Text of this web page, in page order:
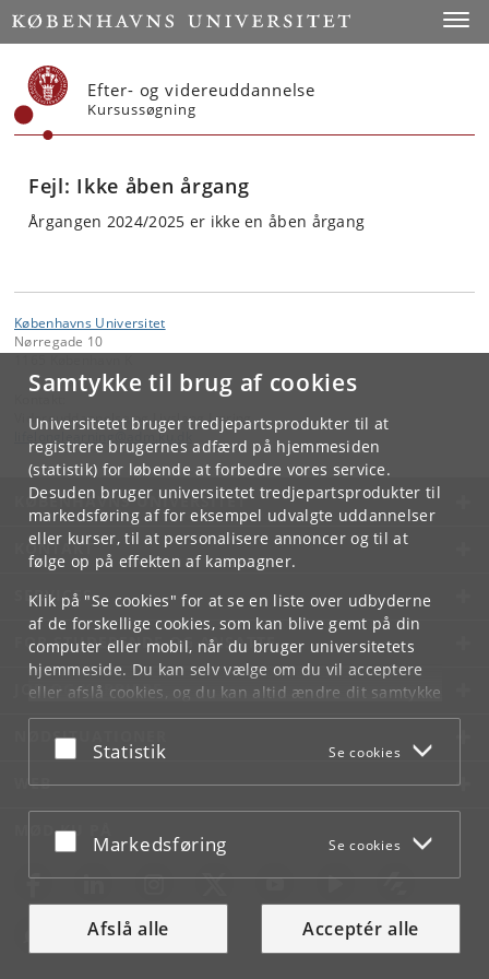
Samtykke til brug af cookies
Universitetet bruger tredjepartsprodukter til at
registrere brugernes adfærd på hjemmesiden
(statistik) for løbende at forbedre vores service.
Desuden bruger universitetet tredjepartsprodukter til
markedsføring af for eksempel udvalgte uddannelser
eller kurser, til at personalisere annoncer og til at
følge op på effekten af kampagner.
Klik på "Se cookies" for at se en liste over udbyderne
af de forskellige cookies, som kan blive gemt på din
computer eller mobil, når du bruger universitetets
hjemmeside. Du kan selv vælge om du vil acceptere
eller afslå cookies, og du kan altid ændre dit samtykke
underCookie- og privatlivspolitiksom du finder i
bunden af hver side.
Acceptér eller afslå
Statistik Se cookies
Acceptér eller afslå
Markedsføring Se cookies
Afslå alle Acceptér alle
Start
Efter- og videreuddannelse
Kursussøgning
Fejl: Ikke åben årgang
Årgangen 2024/2025 er ikke en åben årgang
Københavns Universitet
Nørregade 10
Videreuddannelse og Livslang Læring
.ku
KØBENHAVNS UNIVERSITET
KONTAKT
SERVICES
FOR STUDERENDE OG ANSATTE
JOB OG KARRIERE
NØDSITUATIONER
WEB
MØD KU PÅ